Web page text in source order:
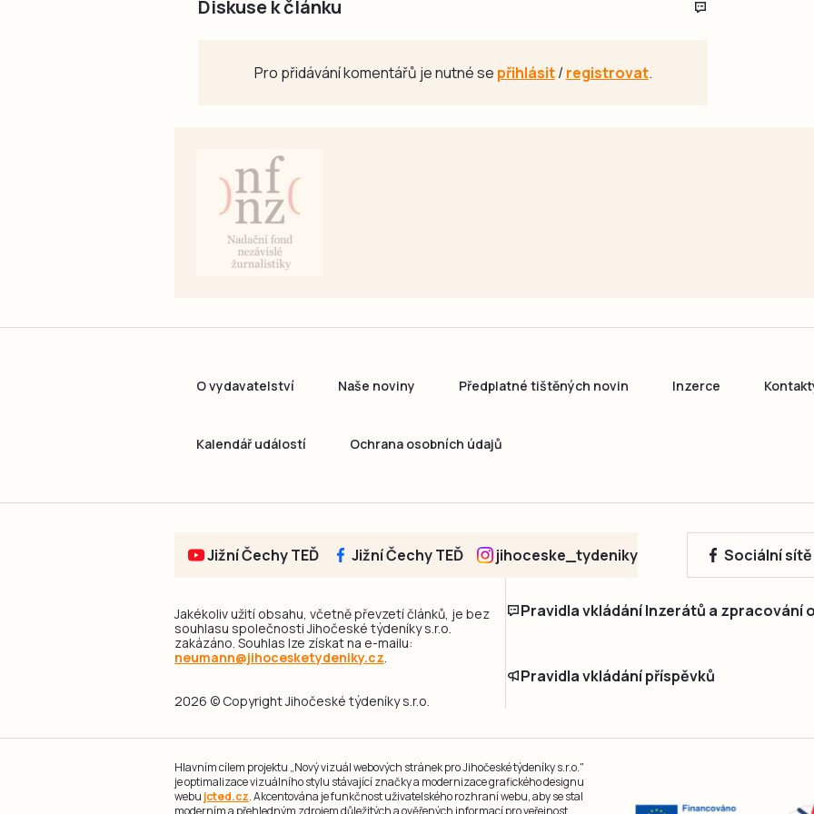
Diskuse k článku
Pro přidávání komentářů je nutné se přihlásit/registrovat.
O vydavatelství Naše noviny Předplatné tištěných novin Inzerce
Kalendář událostí Ochrana osobních údajů
Jižní Čechy TEĎ Jižní Čechy TEĎ jihoceske_tydeniky Sociální
Jakékoliv užití obsahu, včetně převzetí článků, je bez
souhlasu společnosti Jihočeské týdeníky s.r.o.
zakázáno. Souhlas lze získat na e-mailu:
neumann@jihocesketydeniky.cz.
2026 © Copyright Jihočeské týdeníky s.r.o.
Pravidla vkládání Inzerátů a zpracování
Pravidla vkládání příspěvků
Hlavním cílem projektu „Nový vizuál webových stránek pro Jihočeské týdeníky s.r.o."
je optimalizace vizuálního stylu stávající značky a modernizace grafického designu
webu jcted.cz. Akcentována je funkčnost uživatelského rozhraní webu, aby se stal